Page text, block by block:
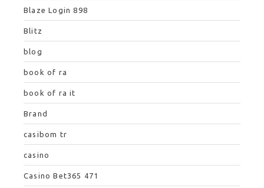
Blaze Login 898
Blitz
blog
book of ra
book of ra it
Brand
casibom tr
casino
Casino Bet365 471